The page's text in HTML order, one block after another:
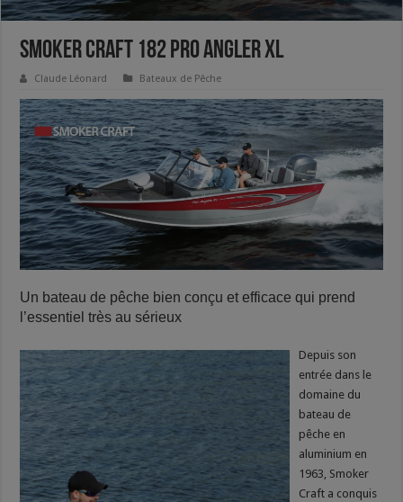
Smoker Craft 182 Pro Angler XL
Claude Léonard Bateaux de Pêche
Un bateau de pêche bien conçu et efficace qui prend
l’essentiel très au sérieux
Depuis son
entrée dans le
domaine du
bateau de
pêche en
aluminium en
1963, Smoker
Craft a conquis